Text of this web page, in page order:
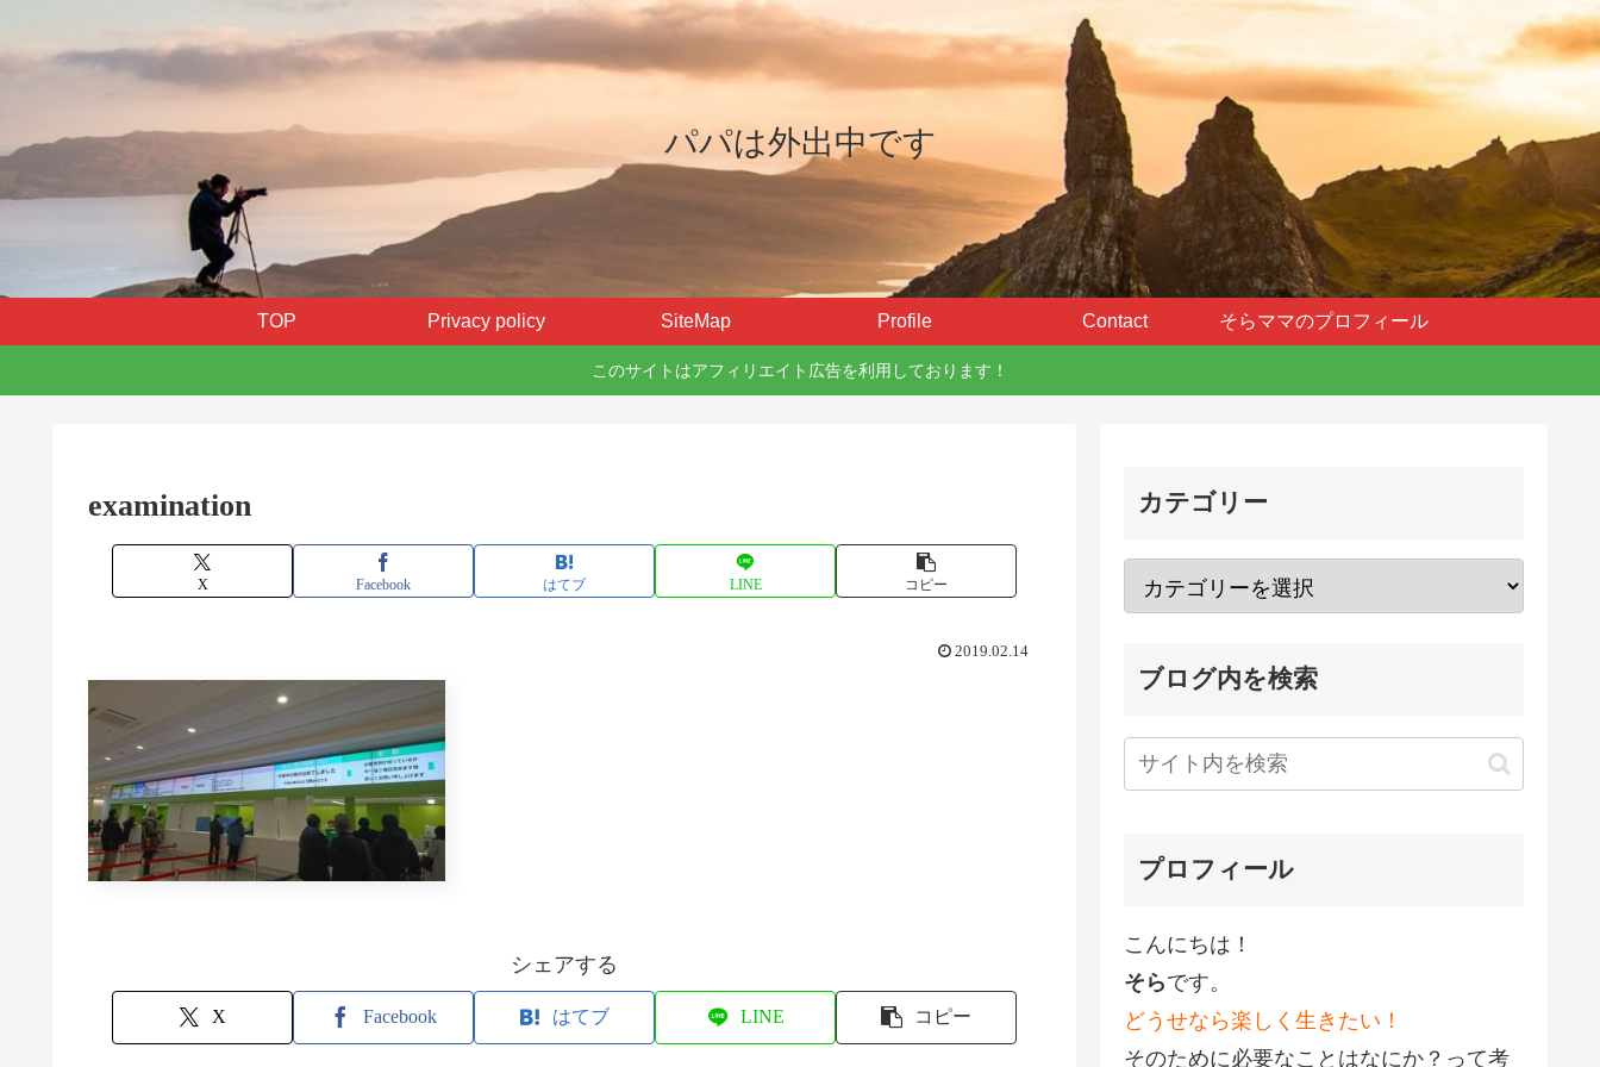
パパは外出中です
TOP Privacy policy SiteMap Profile Contact そらママのプロフィール
このサイトはアフィリエイト広告を利用しております！
examination
X Facebook はてブ LINE コピー
2019.02.14
シェアする
X Facebook はてブ LINE コピー
カテゴリー
ブログ内を検索
プロフィール
こんにちは！
そらです。
どうせなら楽しく生きたい！
そのために必要なことはなにか？って考